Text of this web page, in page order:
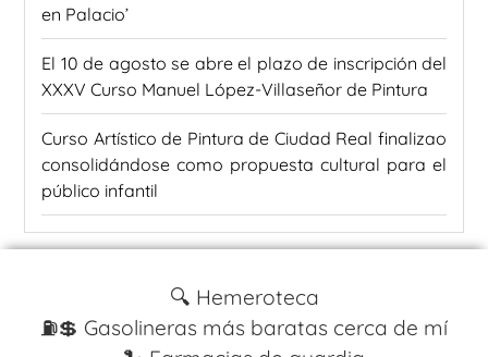
en Palacio’
El 10 de agosto se abre el plazo de inscripción del
XXXV Curso Manuel López-Villaseñor de Pintura
Curso Artístico de Pintura de Ciudad Real finalizao
consolidándose como propuesta cultural para el
público infantil
🔍 Hemeroteca
⛽️💲 Gasolineras más baratas cerca de mí